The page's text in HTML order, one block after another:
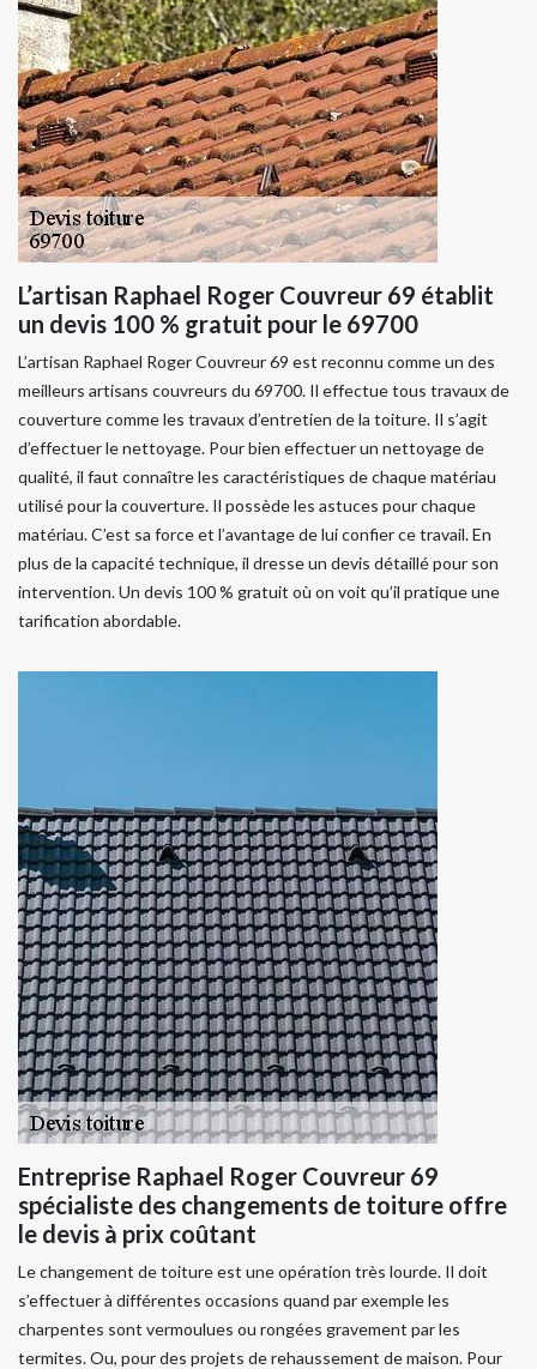
L’artisan Raphael Roger Couvreur 69 établit
un devis 100 % gratuit pour le 69700
L’artisan Raphael Roger Couvreur 69 est reconnu comme un des
meilleurs artisans couvreurs du 69700. Il effectue tous travaux de
couverture comme les travaux d’entretien de la toiture. Il s’agit
d’effectuer le nettoyage. Pour bien effectuer un nettoyage de
qualité, il faut connaître les caractéristiques de chaque matériau
utilisé pour la couverture. Il possède les astuces pour chaque
matériau. C’est sa force et l’avantage de lui confier ce travail. En
plus de la capacité technique, il dresse un devis détaillé pour son
intervention. Un devis 100 % gratuit où on voit qu’il pratique une
tarification abordable.
Entreprise Raphael Roger Couvreur 69
spécialiste des changements de toiture offre
le devis à prix coûtant
Le changement de toiture est une opération très lourde. Il doit
s’effectuer à différentes occasions quand par exemple les
charpentes sont vermoulues ou rongées gravement par les
termites. Ou, pour des projets de rehaussement de maison. Pour